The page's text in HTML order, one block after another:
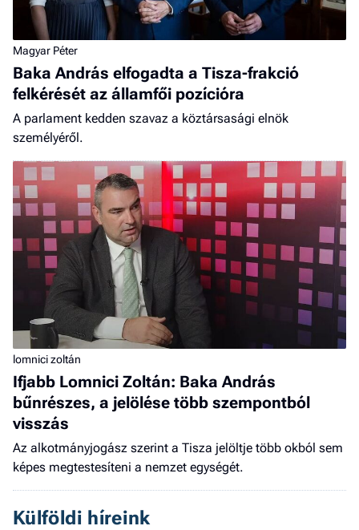
Magyar Péter
Baka András elfogadta a Tisza-frakció
felkérését az államfői pozícióra
A parlament kedden szavaz a köztársasági elnök
személyéről.
lomnici zoltán
Ifjabb Lomnici Zoltán: Baka András
bűnrészes, a jelölése több szempontból
visszás
Az alkotmányjogász szerint a Tisza jelöltje több okból sem
képes megtestesíteni a nemzet egységét.
Külföldi híreink